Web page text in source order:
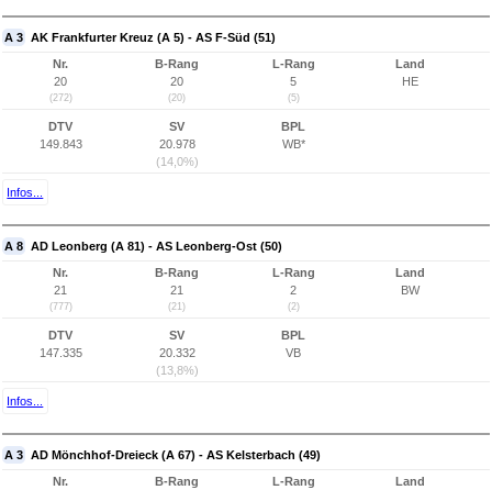
A 3 AK Frankfurter Kreuz (A 5) - AS F-Süd (51)
Nr.
20
(272)
B-Rang
20
(20)
L-Rang
5
(5)
Land
HE
DTV
149.843
SV
20.978
(14,0%)
BPL
WB*
Infos...
A 8 AD Leonberg (A 81) - AS Leonberg-Ost (50)
Nr.
21
(777)
B-Rang
21
(21)
L-Rang
2
(2)
Land
BW
DTV
147.335
SV
20.332
(13,8%)
BPL
VB
Infos...
A 3 AD Mönchhof-Dreieck (A 67) - AS Kelsterbach (49)
Nr.
B-Rang
L-Rang
Land